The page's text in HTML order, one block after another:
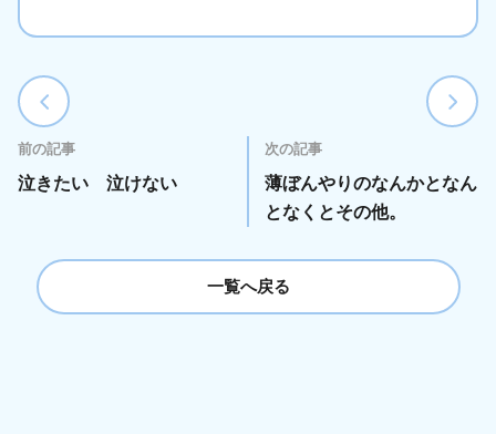
前の記事
泣きたい 泣けない
次の記事
薄ぼんやりのなんかとなん
となくとその他。
一覧へ戻る